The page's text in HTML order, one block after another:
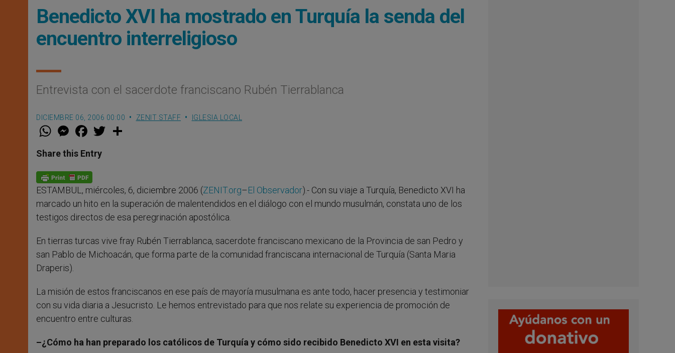
Benedicto XVI ha mostrado en Turquía la senda del
encuentro interreligioso
Entrevista con el sacerdote franciscano Rubén Tierrablanca
DICIEMBRE 06, 2006 00:00 ZENIT STAFF IGLESIA LOCAL
W
t
s
p
p
M
e
s
e
g
e
r
F
a
e
b
o
k
w
Share this Entry
ESTAMBUL, miércoles, 6, diciembre 2006 (ZENIT.org–El Observador).- Con su viaje a Turquía, Benedicto XVI ha
marcado un hito en la superación de malentendidos en el diálogo con el mundo musulmán, constata uno de los
testigos directos de esa peregrinación apostólica.
En tierras turcas vive fray Rubén Tierrablanca, sacerdote franciscano mexicano de la Provincia de san Pedro y
san Pablo de Michoacán, que forma parte de la comunidad franciscana internacional de Turquía (Santa Maria
Draperis).
La misión de estos franciscanos en ese país de mayoría musulmana es ante todo, hacer presencia y testimoniar
con su vida diaria a Jesucristo. Le hemos entrevistado para que nos relate su experiencia de promoción de
encuentro entre culturas.
–¿Cómo ha han preparado los católicos de Turquía y cómo sido recibido Benedicto XVI en esta visita?